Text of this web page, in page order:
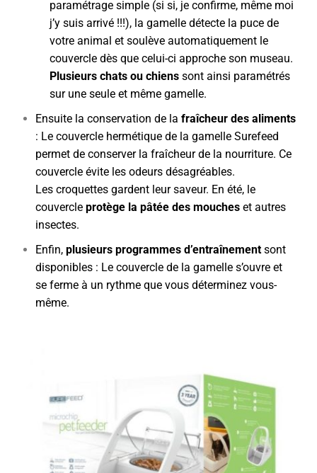
paramétrage simple (si si, je confirme, même moi
j’y suis arrivé !!!), la gamelle détecte la puce de
votre animal et soulève automatiquement le
couvercle dès que celui-ci approche son museau.
Plusieurs chats ou chiens sont ainsi paramétrés
sur une seule et même gamelle.
Ensuite la conservation de la fraîcheur des aliments
: Le couvercle hermétique de la gamelle Surefeed
permet de conserver la fraîcheur de la nourriture. Ce
couvercle évite les odeurs désagréables.
Les croquettes gardent leur saveur. En été, le
couvercle protège la pâtée des mouches et autres
insectes.
Enfin, plusieurs programmes d’entraînement sont
disponibles : Le couvercle de la gamelle s’ouvre et
se ferme à un rythme que vous déterminez vous-
même.